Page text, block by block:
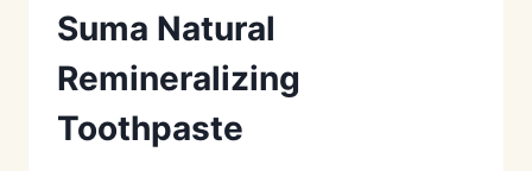
Suma Natural
Remineralizing
Toothpaste